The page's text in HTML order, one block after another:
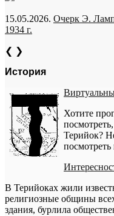
15.05.2026. Очерк Э.
1934 г.
❮ ❯
История
Хотите
Терийок?
В Терийоках жили
религиозные общины
здания, бурлила